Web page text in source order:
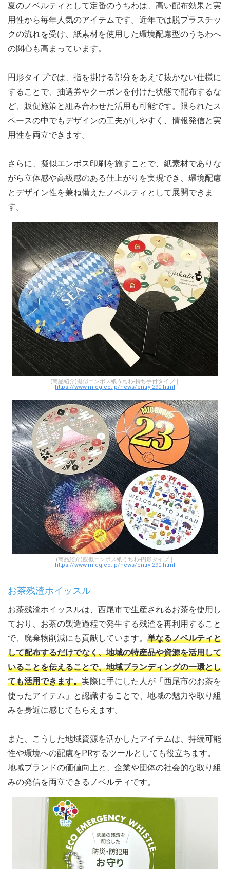
夏のノベルティとして定番のうちわは、高い配布効果と実
用性から毎年人気のアイテムです。近年では脱プラスチッ
クの流れを受け、紙素材を使用した環境配慮型のうちわへ
の関心も高まっています。
円形タイプでは、指を掛ける部分をあえて抜かない仕様に
することで、抽選券やクーポンを付けた状態で配布するな
ど、販促施策と組み合わせた活用も可能です。限られたス
ペースの中でもデザインの工夫がしやすく、情報発信と実
用性を両立できます。
さらに、擬似エンボス印刷を施すことで、紙素材でありな
がら立体感や高級感のある仕上がりを実現でき、環境配慮
とデザイン性を兼ね備えたノベルティとして展開できま
す。
(商品紹介)擬似エンボス紙うちわ-持ち手付タイプ｜
https://www.micg.co.jp/news/entry-290.html
(商品紹介)擬似エンボス紙うちわ-円形タイプ｜
https://www.micg.co.jp/news/entry-290.html
お茶残渣ホイッスル
お茶残渣ホイッスルは、西尾市で生産されるお茶を使用し
ており、お茶の製造過程で発生する残渣を再利用すること
で、廃棄物削減にも貢献しています。 単なるノベルティと
して配布するだけでなく、地域の特産品や資源を活用して
いることを伝えることで、地域ブランディングの一環とし
ても活用できます。実際に手にした人が「西尾市のお茶を
使ったアイテム」と認識することで、地域の魅力や取り組
みを身近に感じてもらえます。
また、こうした地域資源を活かしたアイテムは、持続可能
性や環境への配慮をPRするツールとしても役立ちます。
地域ブランドの価値向上と、企業や団体の社会的な取り組
みの発信を両立できるノベルティです。